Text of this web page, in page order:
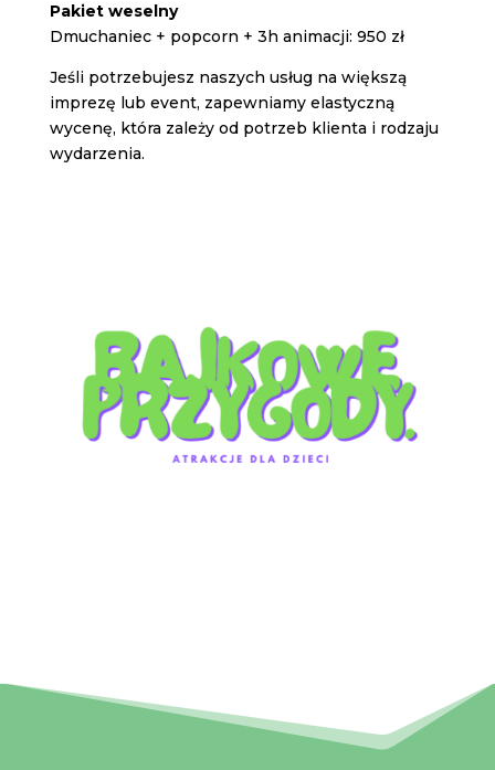
Pakiet weselny
Dmuchaniec + popcorn + 3h animacji: 950 zł
Jeśli potrzebujesz naszych usług na większą
imprezę lub event, zapewniamy elastyczną
wycenę, która zależy od potrzeb klienta i rodzaju
wydarzenia.